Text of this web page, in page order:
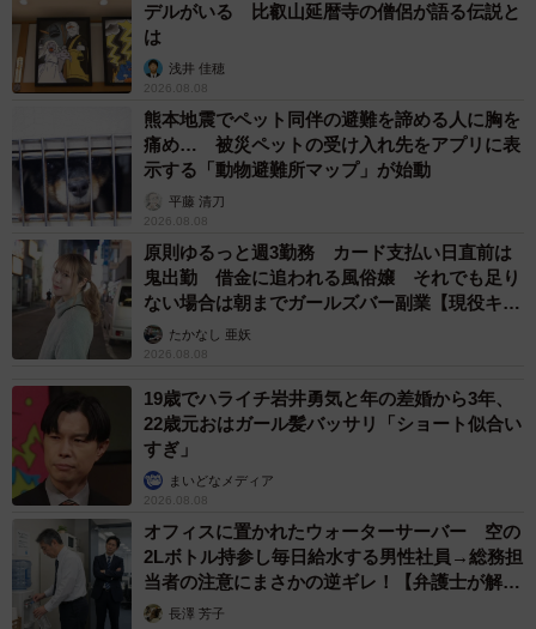
子どもが生まれる前から猫がいたので、子どもたちの中で
も、家に猫がいるのが当たり前になっていた。
「メイは、子どもたちのケンカの仲裁の役割もしてくれま
す。私が深夜に夜更かしをする時も寂しくありません。イ
ライラした気持ちも、柔らかい体を撫でているとどうでも
良くなるので、年子育児で疲れ切っていましたが、心にゆ
とりができたと思います。前にいた猫の闘病が不安で始め
たInstagramでしたが、素敵な猫友達ができたこともとても
嬉しいです」
メイちゃんを保護したネスタ猫の会のブログはこちら。
https://ameblo.jp/nesutaneko/
デルがいる 比叡山延暦寺の僧侶が語る伝説と
は
浅井 佳穂
2026.08.08
熊本地震でペット同伴の避難を諦める人に胸を
痛め… 被災ペットの受け入れ先をアプリに表
示する「動物避難所マップ」が始動
平藤 清刀
2026.08.08
原則ゆるっと週3勤務 カード支払い日直前は
鬼出勤 借金に追われる風俗嬢 それでも足り
ない場合は朝までガールズバー副業【現役キャ
ストに取材】
たかなし 亜妖
2026.08.08
19歳でハライチ岩井勇気と年の差婚から3年、
22歳元おはガール髪バッサリ「ショート似合い
すぎ」
まいどなメディア
2026.08.08
オフィスに置かれたウォーターサーバー 空の
2Lボトル持参し毎日給水する男性社員→総務担
当者の注意にまさかの逆ギレ！【弁護士が解
説】長澤 芳子